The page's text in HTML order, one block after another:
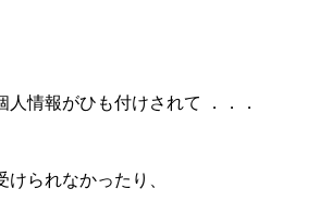
人情報がひも付けされて ．．．
られなかったり、